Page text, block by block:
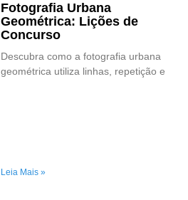
Fotografia Urbana
Geométrica: Lições de
Concurso
Descubra como a fotografia urbana
geométrica utiliza linhas, repetição e
Leia Mais »